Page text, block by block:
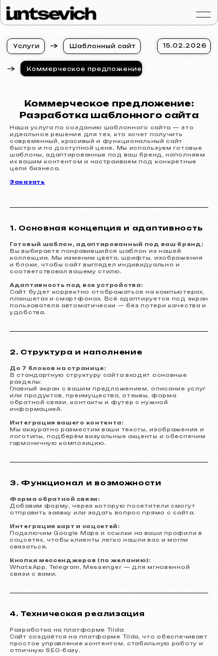
Russian
Статьи
Отзывы
Ус л у и о нный с а й т
Коммерческое предложение
Коммерческое предложение:
Разработка шаблонного сайта
Наша услуга по созданию шаблонного сайта — это
идеальное решение для тех, кто хочет получить
современный, красивый и функциональный сайт
быстро и по доступной цене. Мы используем готовые
шаблоны, адаптированные под ваш бренд, наполняем
их вашим контентом и настраиваем под конкретные
цели бизнеса.
Заказать
1. Основная концепция и адаптивность
Готовый шаблон, адаптированный под ваш бренд:
Вы выбираете понравившийся шаблон из нашей
коллекции. Мы изменим цвета, шрифты, изображения
и блоки, чтобы сайт выглядел индивидуально и
соответствовал вашему стилю.
Адаптивность под все устройства:
Сайт будет корректно отображаться на компьютерах,
планшетах и смартфонах. Всё адаптируется под экран
пользователя автоматически — без потери качества и
удобства.
2. Структура и наполнение
До 7 блоков на странице:
В стандартную структуру сайта входят основные
разделы:
Главный экран с вашим предложением, описание услуг
или продуктов, преимущества, отзывы, форма
обратной связи, контакты и футер с нужной
информацией.
Интеграция вашего контента:
Мы аккуратно разместим ваши тексты, изображения и
логотипы, подберём визуальные акценты и обеспечим
гармоничную композицию.
3. Функционал и возможности
Форма обратной связи:
Добавим форму, через которую посетители смогут
отправить заявку или задать вопрос прямо с сайта.
Интеграция карт и соцсетей:
Подключим Google Maps и ссылки на ваши профили в
соцсетях, чтобы клиенты легко нашли вас и могли
связаться.
Кнопки мессенджеров (по желанию):
WhatsApp, Telegram, Messenger — для мгновенной
связи с вами.
4. Техническая реализация
Разработка на платформе Tilda:
Сайт создаётся на платформе Tilda, что обеспечивает
простое управление контентом, стабильную работу и
отличную SEO-базу.